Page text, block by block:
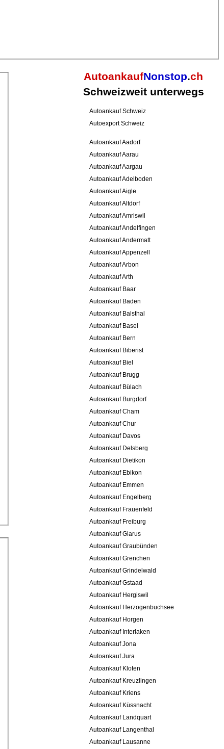
AutoankaufNonstop.ch
Schweizweit unterwegs
Autoankauf Schweiz
Autoexport Schweiz
Autoankauf Aadorf
Autoankauf Aarau
Autoankauf Aargau
Autoankauf Adelboden
Autoankauf Aigle
Autoankauf Altdorf
Autoankauf Amriswil
Autoankauf Andelfingen
Autoankauf Andermatt
Autoankauf Appenzell
Autoankauf Arbon
Autoankauf Arth
Autoankauf Baar
Autoankauf Baden
Autoankauf Balsthal
Autoankauf Basel
Autoankauf Bern
Autoankauf Biberist
Autoankauf Biel
Autoankauf Brugg
Autoankauf Bülach
Autoankauf Burgdorf
Autoankauf Cham
Autoankauf Chur
Autoankauf Davos
Autoankauf Delsberg
Autoankauf Dietikon
Autoankauf Ebikon
Autoankauf Emmen
Autoankauf Engelberg
Autoankauf Frauenfeld
Autoankauf Freiburg
Autoankauf Glarus
Autoankauf Graubünden
Autoankauf Grenchen
Autoankauf Grindelwald
Autoankauf Gstaad
Autoankauf Hergiswil
Autoankauf Herzogenbuchsee
Autoankauf Horgen
Autoankauf Interlaken
Autoankauf Jona
Autoankauf Jura
Autoankauf Kloten
Autoankauf Kreuzlingen
Autoankauf Kriens
Autoankauf Küssnacht
Autoankauf Landquart
Autoankauf Langenthal
Autoankauf Lausanne